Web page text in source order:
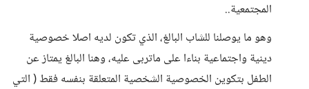
المجتمعية..
وهو ما يوصلنا للشاب البالغ، الذي تكون لديه اصلا خصوصية
دينية واجتماعية بناءا على ماتربى عليه، وهنا البالغ يمتاز عن
الطفل بتكوين الخصوصية الشخصية المتعلقة بنفسه فقط ( التي